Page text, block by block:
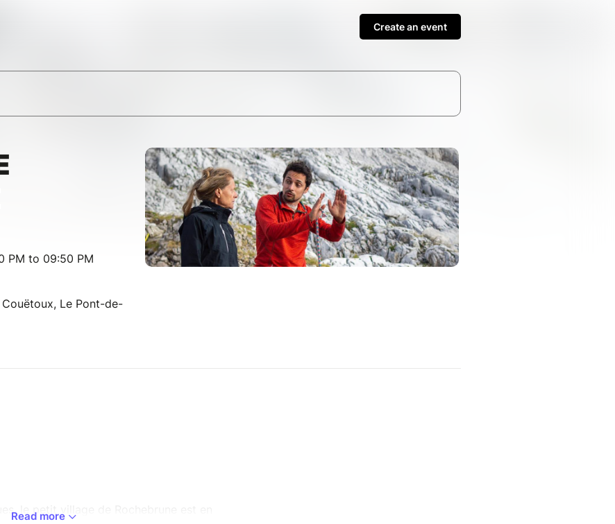
Create an event
PM to 09:50 PM
Le Pont-de-
le petit village de Rochebrune est en
Read more